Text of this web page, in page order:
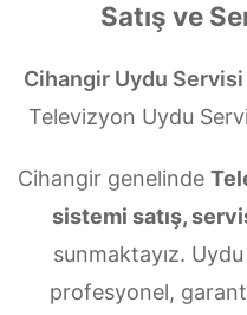
Satış ve
Cihangir Uydu Servisi
Televizyon Uydu
Cihangir genelinde
sistemi satış,
sunmaktayız.
profesyonel,